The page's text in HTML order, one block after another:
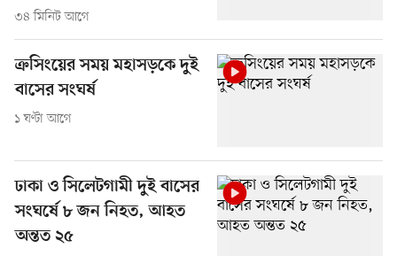
৩৪ মিনিট আগে
ক্রসিংয়ের সময় মহাসড়কে দুই
বাসের সংঘর্ষ
১ ঘণ্টা আগে
ঢাকা ও সিলেটগামী দুই বাসের
সংঘর্ষে ৮ জন নিহত, আহত
অন্তত ২৫